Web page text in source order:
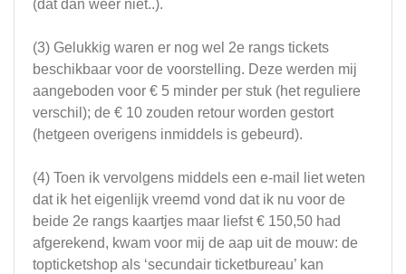
(dat dan weer niet..).
(3) Gelukkig waren er nog wel 2e rangs tickets
beschikbaar voor de voorstelling. Deze werden mij
aangeboden voor € 5 minder per stuk (het reguliere
verschil); de € 10 zouden retour worden gestort
(hetgeen overigens inmiddels is gebeurd).
(4) Toen ik vervolgens middels een e-mail liet weten
dat ik het eigenlijk vreemd vond dat ik nu voor de
beide 2e rangs kaartjes maar liefst € 150,50 had
afgerekend, kwam voor mij de aap uit de mouw: de
topticketshop als ‘secundair ticketbureau’ kan